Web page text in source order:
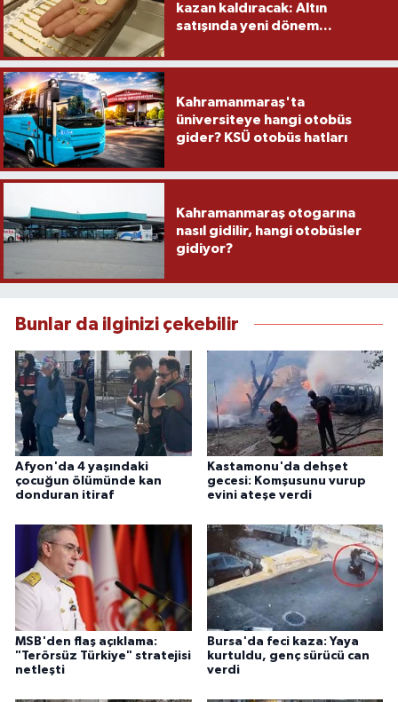
kazan kaldıracak: Altın
satışında yeni dönem...
Kahramanmaraş'ta
üniversiteye hangi otobüs
gider? KSÜ otobüs hatları
Kahramanmaraş otogarına
nasıl gidilir, hangi otobüsler
gidiyor?
Bunlar da ilginizi çekebilir
Afyon'da 4 yaşındaki
çocuğun ölümünde kan
donduran itiraf
Kastamonu'da dehşet
gecesi: Komşusunu vurup
evini ateşe verdi
MSB'den flaş açıklama:
"Terörsüz Türkiye" stratejisi
netleşti
Bursa'da feci kaza: Yaya
kurtuldu, genç sürücü can
verdi